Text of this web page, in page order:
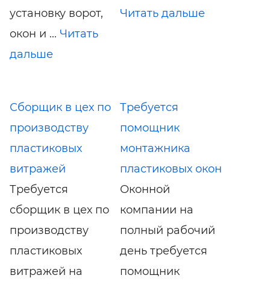
установку ворот,
окон и ... Читать
дальше
Читать дальше
Сборщик в цех по
производству
пластиковых
витражей
Требуется
сборщик в цех по
производству
пластиковых
витражей на
Требуется
помощник
монтажника
пластиковых окон
Оконной
компании на
полный рабочий
день требуется
помощник